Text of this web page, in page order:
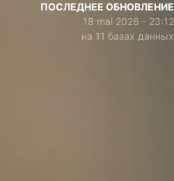
ПОСЛЕДНЕЕ ОБНОВЛЕНИЕ
18 mai 2026 - 23:12
на 11 базах данных